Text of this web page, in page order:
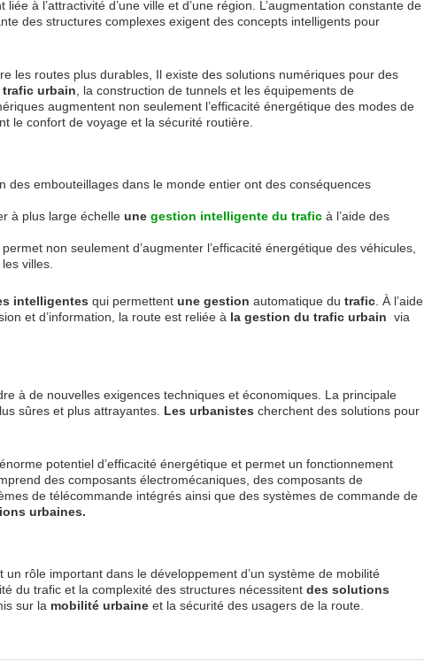
à l’attractivité d’une ville et d’une région. L’augmentation constante de
des structures complexes exigent des concepts intelligents pour
les routes plus durables, Il existe des solutions numériques pour des
trafic urbain , la construction de tunnels et les équipements de
augmentent non seulement l’efficacité énergétique des modes de
le confort de voyage et la sécurité routière.
des embouteillages dans le monde entier ont des conséquences
à plus large échelle une gestion intelligente du trafic à l’aide des
non seulement d’augmenter l’efficacité énergétique des véhicules,
villes.
intelligentes qui permettent une gestion automatique du trafic . À l’aide
et d’information, la route est reliée à la gestion du trafic urbain via
à de nouvelles exigences techniques et économiques. La principale
sûres et plus attrayantes. Les urbanistes cherchent des solutions pour
potentiel d’efficacité énergétique et permet un fonctionnement
des composants électromécaniques, des composants de
de télécommande intégrés ainsi que des systèmes de commande de
urbaines.
rôle important dans le développement d’un système de mobilité
du trafic et la complexité des structures nécessitent des solutions
sur la mobilité urbaine et la sécurité des usagers de la route.